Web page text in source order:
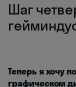
Шаг
Теперь я хочу
графическом